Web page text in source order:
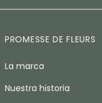
PROMESSE DE FLEURS
La marca
Nuestra historia